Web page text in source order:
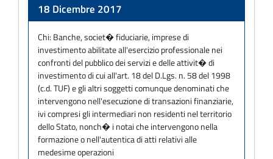
18 Dicembre 2017
Chi: Banche, societ� fiduciarie, imprese di
investimento abilitate all'esercizio professionale nei
confronti del pubblico dei servizi e delle attivit� di
investimento di cui all'art. 18 del D.Lgs. n. 58 del 1998
(c.d. TUF) e gli altri soggetti comunque denominati che
intervengono nell'esecuzione di transazioni finanziarie,
ivi compresi gli intermediari non residenti nel territorio
dello Stato, nonch� i notai che intervengono nella
formazione o nell'autentica di atti relativi alle
medesime operazioni